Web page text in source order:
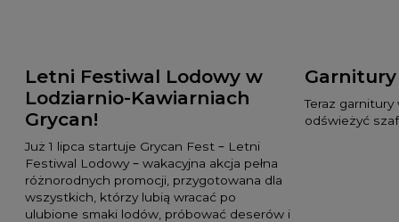
Letni Festiwal Lodowy w
Lodziarnio-Kawiarniach
Grycan!
Już 1 lipca startuje Grycan Fest – Letni
Festiwal Lodowy – wakacyjna akcja pełna
różnorodnych promocji, przygotowana dla
wszystkich, którzy lubią wracać po
ulubione smaki lodów, próbować deserów i
Teraz
odświeżyć